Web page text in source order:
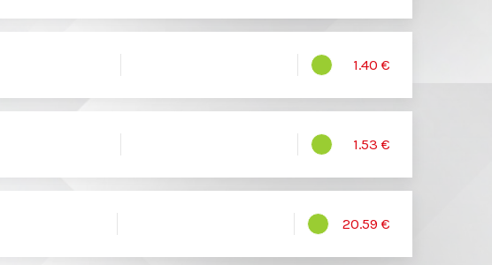
1.40 €
1.53 €
20.59 €